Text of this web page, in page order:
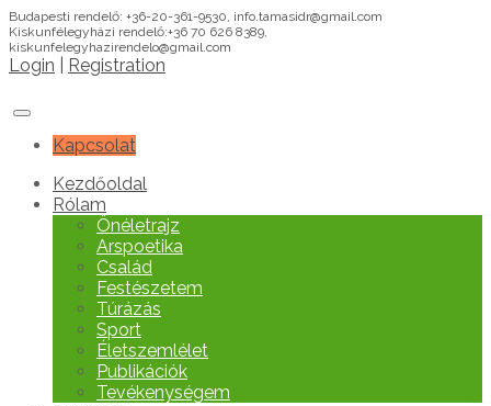
Budapesti rendelő: +36-20-361-9530, info.tamasidr@gmail.com
Kiskunfélegyházi rendelő:+36 70 626 8389,
kiskunfelegyhazirendelo@gmail.com
Login Registration
Kapcsolat
Kezdőoldal
Rólam
Önéletrajz
Arspoetika
Család
Festészetem
Túrázás
Sport
Életszemlélet
Publikációk
Tevékenységem